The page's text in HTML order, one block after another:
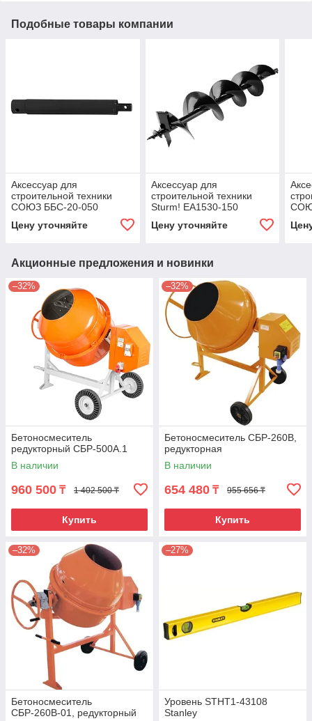
Подобные товары компании
Аксессуар для
строительной техники
СОЮЗ ББС-20-050
Цену уточняйте
Аксессуар для
строительной техники
Sturm! EA1530-150
Цену уточняйте
Акционные предложения и новинки
–32%
Бетоносмеситель
редукторный СБР-500А.1
В наличии
960 500 ₸ 1 402 500 ₸
Купить
–32%
Бетоносмеситель СБР-260В,
редукторная
В наличии
654 480 ₸ 955 656 ₸
Купить
–32%
Бетоносмеситель
СБР-260В-01, редукторный
–27%
Уровень STHT1-43108
Stanley